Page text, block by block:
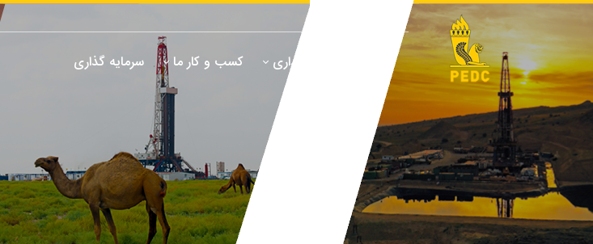
پایداری کسب و کار ما سرمایه گذاری